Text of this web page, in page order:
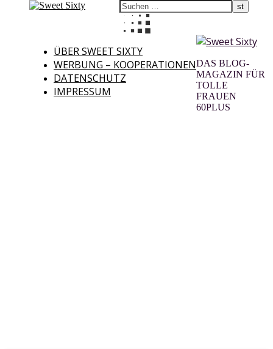
ÜBER SWEET SIXTY
WERBUNG – KOOPERATIONEN
DATENSCHUTZ
IMPRESSUM
DAS BLOG-
MAGAZIN FÜR
TOLLE
FRAUEN
60PLUS